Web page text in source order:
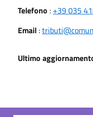
Telefono : +39 035
Email :
Ultimo